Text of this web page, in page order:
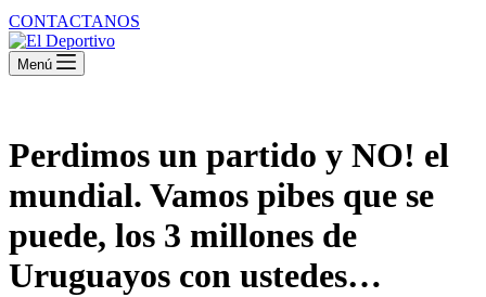
CONTACTANOS
Menú
Perdimos un partido y NO! el
mundial. Vamos pibes que se
puede, los 3 millones de
Uruguayos con ustedes…